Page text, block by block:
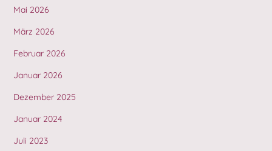
Mai 2026
März 2026
Februar 2026
Januar 2026
Dezember 2025
Januar 2024
Juli 2023